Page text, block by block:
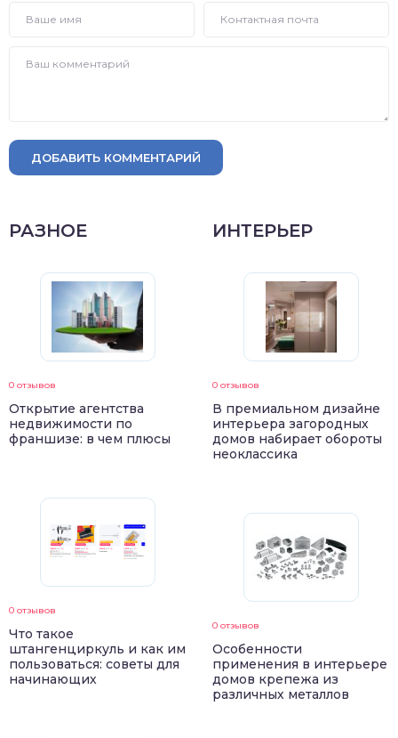
ДОБАВИТЬ КОММЕНТАРИЙ
РАЗНОЕ
0 отзывов
Открытие агентства
недвижимости по
франшизе: в чем плюсы
0 отзывов
Что такое
штангенциркуль и как им
пользоваться: советы для
начинающих
ИНТЕРЬЕР
0 отзывов
В премиальном дизайне
интерьера загородных
домов набирает обороты
неоклассика
0 отзывов
Особенности
применения в интерьере
домов крепежа из
различных металлов